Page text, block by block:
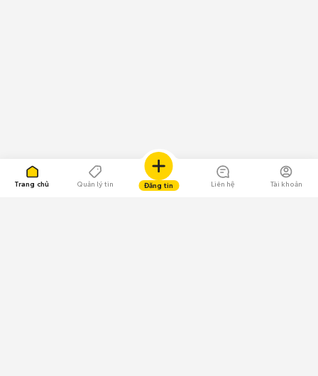
Trang chủ Quản lý tin Đăng tin Liên hệ Tài khoản